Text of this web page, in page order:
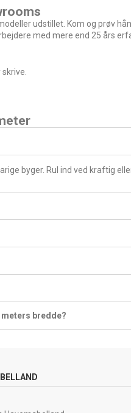
udstillet. Kom og prøv
med mere end 25 års
byger. Rul ind ved kraftig
meters bredde?